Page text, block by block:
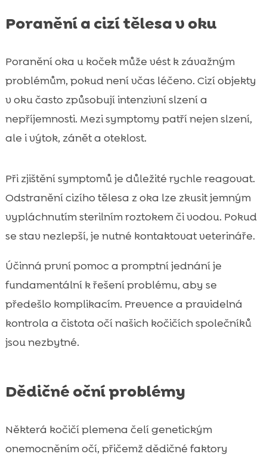
Poranění a cizí tělesa v oku
Poranění oka u koček může vést k závažným
problémům, pokud není včas léčeno. Cizí objekty
v oku často způsobují intenzivní slzení a
nepříjemnosti. Mezi symptomy patří nejen slzení,
ale i výtok, zánět a oteklost.
Při zjištění symptomů je důležité rychle reagovat.
Odstranění cizího tělesa z oka lze zkusit jemným
vypláchnutím sterilním roztokem či vodou. Pokud
se stav nezlepší, je nutné kontaktovat veterináře.
Účinná první pomoc a promptní jednání je
fundamentální k řešení problému, aby se
předešlo komplikacím. Prevence a pravidelná
kontrola a čistota očí našich kočičích společníků
jsou nezbytné.
Dědičné oční problémy
Některá kočičí plemena čelí genetickým
onemocněním očí, přičemž dědičné faktory